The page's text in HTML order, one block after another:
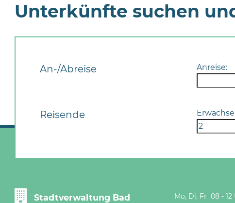
Unterkünfte suchen
An-/Abreise Anreise:
Reisende
Stadtverwaltung Bad
Mo, Di, Fr 08 - 12